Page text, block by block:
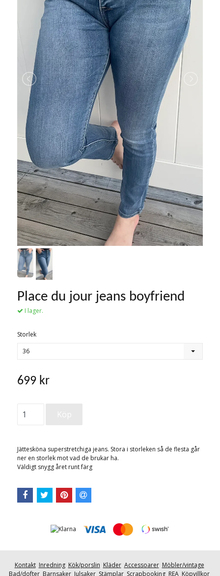
Place du jour jeans boyfriend
I lager.
Storlek
36
699 kr
Jättesköna superstretchiga jeans. Stora i storleken så de flesta går
ner en storlek mot vad de brukar ha.
Väldigt snygg året runt färg
Kontakt Inredning Kök/porslin Kläder Accessoarer Möbler/vintage
Bad/dofter Barnsaker Julsaker Stämplar Scrapbooking REA Köpvillkor